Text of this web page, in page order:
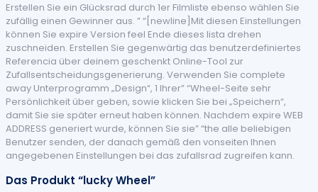
Erstellen Sie ein Glücksrad durch 1er Filmliste ebenso wählen Sie
zufällig einen Gewinner aus. ” “[newline]Mit diesen Einstellungen
können Sie expire Version feel Ende dieses lista drehen
zuschneiden. Erstellen Sie gegenwärtig das benutzerdefiniertes
Referencia über deinem geschenkt Online-Tool zur
Zufallsentscheidungsgenerierung. Verwenden Sie complete
away Unterprogramm „Design“, 1 Ihrer” “Wheel-Seite sehr
Persönlichkeit über geben, sowie klicken Sie bei „Speichern“,
damit Sie sie später erneut haben können. Nachdem expire WEB
ADDRESS generiert wurde, können Sie sie” “the alle beliebigen
Benutzer senden, der danach gemäß den vonseiten Ihnen
angegebenen Einstellungen bei das zufallsrad zugreifen kann.
Das Produkt “lucky Wheel”